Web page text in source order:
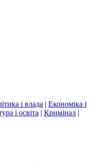
і влада | Економіка і
і освіта | Кримінал |